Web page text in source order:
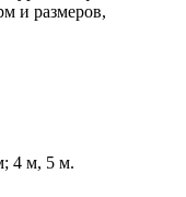
и размеров,
4 м, 5 м.